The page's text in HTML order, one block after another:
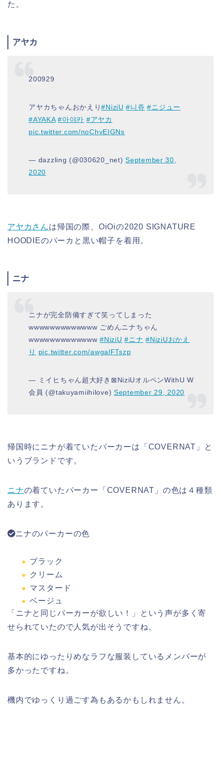
た。
アヤカ
200929
アヤカちゃんおかえり#NiziU #니쥬 #ニジュー
#AYAKA #아야카 #アヤカ
pic.twitter.com/noChvEIGNs
— dazzling (@030620_net)September 30,
2020
アヤカさんは帰国の際、OiOiの2020 SIGNATURE
HOODIEのパーカと黒い帽子を着用。
ニナ
ニナが完全防備すぎて笑ってしまった
wwwwwwwwwwwww ごめんニナちゃん
wwwwwwwwwwwww#NiziU #ニナ #NiziUおかえ
り
pic.twitter.com/awgalFTszp
— ミイヒちゃん超大好き⊠NiziUオルペンWithU W
会員 (@takuyamiihilove)September 29, 2020
帰国時に ニナが着ていたパーカーは「 COVERNAT 」と
いうブランド です。
ニナの着ていたパーカー「 COVERNAT 」の色は４種類
あります。
ニナのパーカーの色
ブラック
クリーム
マスタード
ベージュ
「 ニナと同じパーカーが欲しい！
」という声が多く寄
せられていたので人気が出そうですね。
基本的にゆったりめなラフな服装しているメンバーが
多かったですね。
機内でゆっくり過ごす為もあるかもしれません。